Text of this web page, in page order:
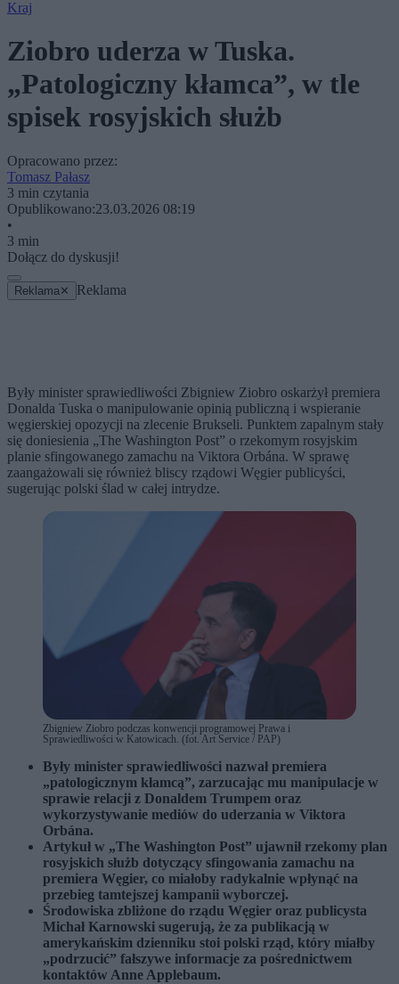
Kraj
Ziobro uderza w Tuska.
„Patologiczny kłamca”, w tle
spisek rosyjskich służb
Opracowano przez:
Tomasz Pałasz
3 min czytania
Opublikowano:23.03.2026 08:19
•
3 min
Dołącz do dyskusji!
Reklama ✕ Reklama
Były minister sprawiedliwości Zbigniew Ziobro oskarżył premiera
Donalda Tuska o manipulowanie opinią publiczną i wspieranie
węgierskiej opozycji na zlecenie Brukseli. Punktem zapalnym stały
się doniesienia „The Washington Post” o rzekomym rosyjskim
planie sfingowanego zamachu na Viktora Orbána. W sprawę
zaangażowali się również bliscy rządowi Węgier publicyści,
sugerując polski ślad w całej intrydze.
Zbigniew Ziobro podczas konwencji programowej Prawa i
Sprawiedliwości w Katowicach. (fot. Art Service / PAP)
Były minister sprawiedliwości nazwał premiera
„patologicznym kłamcą”, zarzucając mu manipulacje w
sprawie relacji z Donaldem Trumpem oraz
wykorzystywanie mediów do uderzania w Viktora
Orbána.
Artykuł w „The Washington Post” ujawnił rzekomy plan
rosyjskich służb dotyczący sfingowania zamachu na
premiera Węgier, co miałoby radykalnie wpłynąć na
przebieg tamtejszej kampanii wyborczej.
Środowiska zbliżone do rządu Węgier oraz publicysta
Michał Karnowski sugerują, że za publikacją w
amerykańskim dzienniku stoi polski rząd, który miałby
„podrzucić” fałszywe informacje za pośrednictwem
kontaktów Anne Applebaum.